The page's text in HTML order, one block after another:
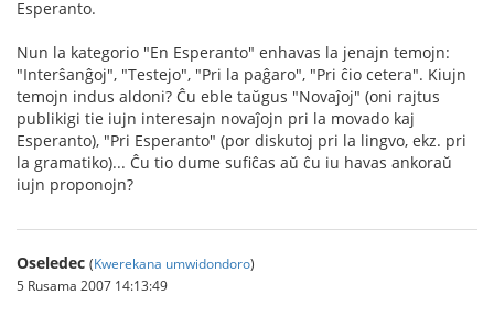
Esperanto.
Nun la kategorio "En Esperanto" enhavas la jenajn temojn:
"Interŝanĝoj", "Testejo", "Pri la paĝaro", "Pri ĉio cetera". Kiujn
temojn indus aldoni? Ĉu eble taŭgus "Novaĵoj" (oni rajtus
publikigi tie iujn interesajn novaĵojn pri la movado kaj
Esperanto), "Pri Esperanto" (por diskutoj pri la lingvo, ekz. pri
la gramatiko)... Ĉu tio dume sufiĉas aŭ ĉu iu havas ankoraŭ
iujn proponojn?
Oseledec (Kwerekana umwidondoro)
5 Rusama 2007 14:13:49